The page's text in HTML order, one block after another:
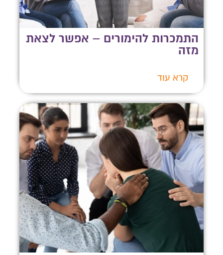
התמכרות להימורים – אפשר לצאת
מזה
קרא עוד